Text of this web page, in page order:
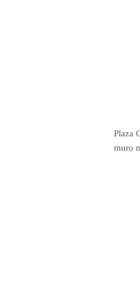
Plaza
muro